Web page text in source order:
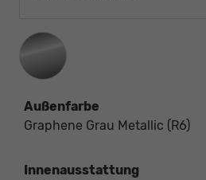
Außenfarbe
Graphene Grau Metallic (R6)
Innenausstattung